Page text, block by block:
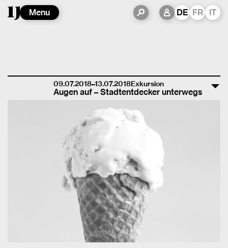
Menu DE FR IT
09.07.2018–13.07.2018Exkursion
Augen auf – Stadtentdecker unterwegs